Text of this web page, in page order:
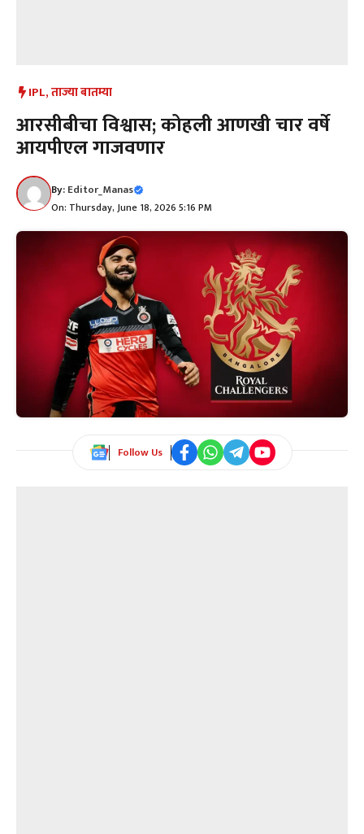
IPL,ताज्या बातम्या
आरसीबीचा विश्वास; कोहली आणखी चार वर्षे
आयपीएल गाजवणार
By:Editor_Manas
On: Thursday, June 18, 2026 5:16 PM
Follow Us